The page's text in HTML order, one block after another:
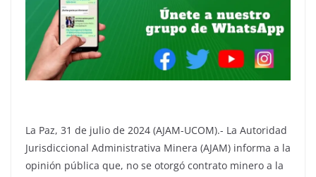
La Paz, 31 de julio de 2024 (AJAM-UCOM).- La Autoridad
Jurisdiccional Administrativa Minera (AJAM) informa a la
opinión pública que, no se otorgó contrato minero a la